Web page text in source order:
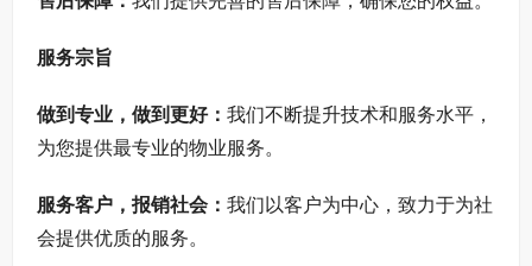
服务宗旨
做到专业，做到更好： 我们不断提升技术和服务水平，
为您提供最专业的物业服务。
服务客户，报销社会： 我们以客户为中心，致力于为社
会提供优质的服务。